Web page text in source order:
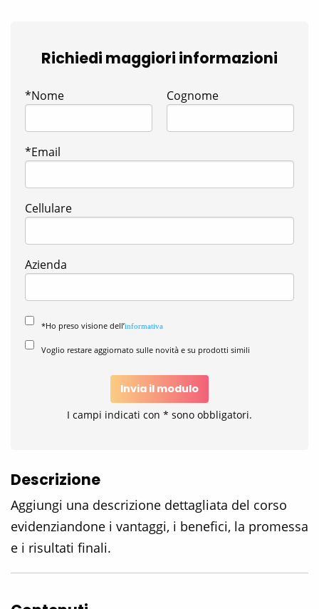
Richiedi maggiori informazioni
*Nome Cognome
*Email
Cellulare
Azienda
*Ho preso visione dell’informativa
Voglio restare aggiornato sulle novità e su prodotti simili
Invia il modulo
I campi indicati con * sono obbligatori.
Descrizione
Aggiungi una descrizione dettagliata del corso
evidenziandone i vantaggi, i benefici, la promessa
e i risultati finali.